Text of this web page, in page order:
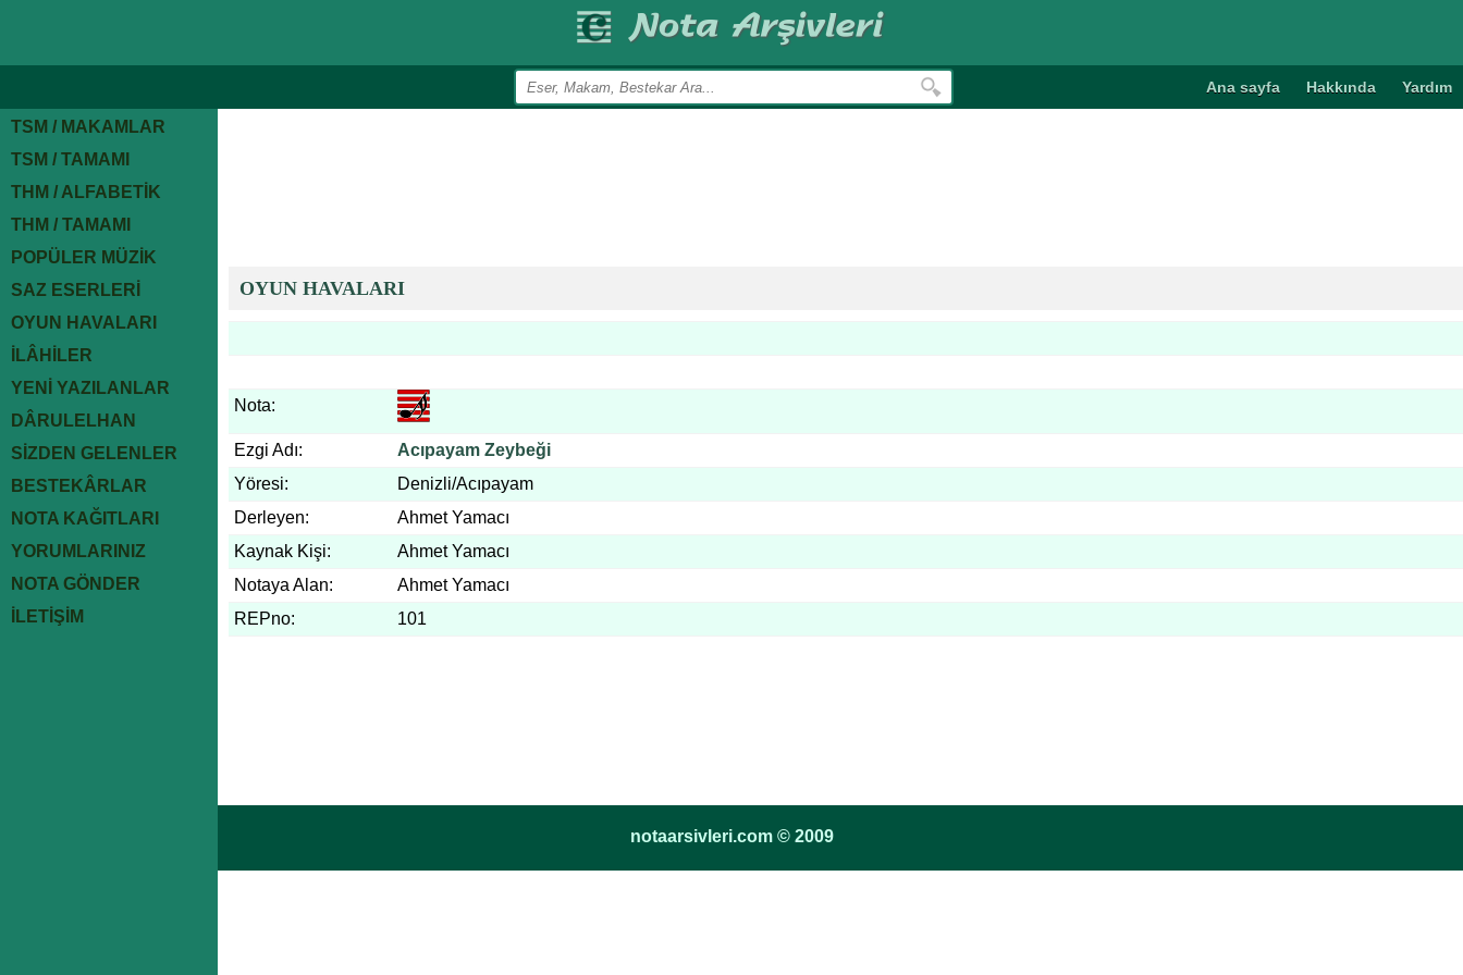
Ana sayfa Hakkında Yardım
TSM / MAKAMLAR
TSM / TAMAMI
THM / ALFABETİK
THM / TAMAMI
POPÜLER MÜZİK
SAZ ESERLERİ
OYUN HAVALARI
İLÂHİLER
YENİ YAZILANLAR
DÂRULELHAN
SİZDEN GELENLER
BESTEKÂRLAR
NOTA KAĞITLARI
YORUMLARINIZ
NOTA GÖNDER
İLETİŞİM
OYUN HAVALARI
Nota:
Ezgi Adı:
Acıpayam Zeybeği
Yöresi:
Denizli/Acıpayam
Derleyen:
Ahmet Yamacı
Kaynak Kişi:
Ahmet Yamacı
Notaya Alan:
Ahmet Yamacı
REPno:
101
notaarsivleri.com © 2009